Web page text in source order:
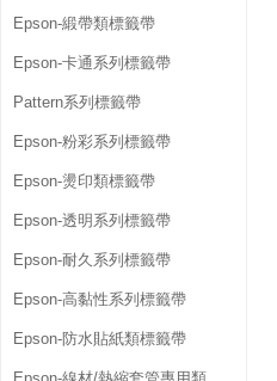
Epson-緞帶類標籤帶
Epson-卡通系列標籤帶
Pattern系列標籤帶
Epson-粉彩系列標籤帶
Epson-燙印類標籤帶
Epson-透明系列標籤帶
Epson-耐久系列標籤帶
Epson-高黏性系列標籤帶
Epson-防水貼紙類標籤帶